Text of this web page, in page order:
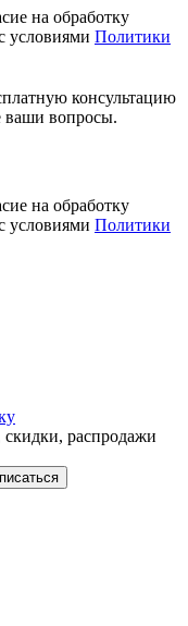
на обработку
условиями Политики
консультацию
ваши вопросы.
на обработку
условиями Политики
распродажи